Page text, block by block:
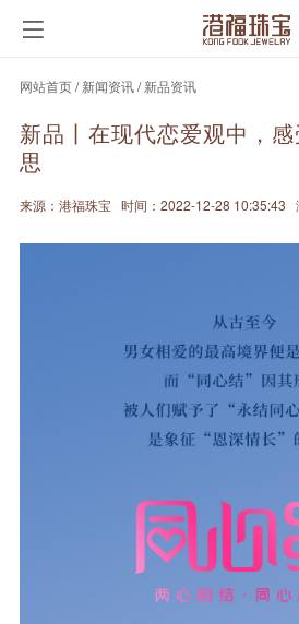
网站首页/新闻资讯/新品资讯
新品丨在现代恋爱观中，
思
来源：港福珠宝 时间：2022-12-28 10:35:43